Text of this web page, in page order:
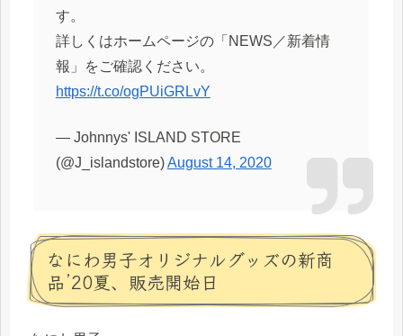
す。
詳しくはホームページの「NEWS／新着情
報」をご確認ください。
https://t.co/ogPUiGRLvY
— Johnnys' ISLAND STORE
(@J_islandstore)August 14, 2020
なにわ男子オリジナルグッズの新商
品’20夏、販売開始日